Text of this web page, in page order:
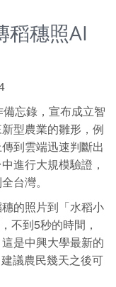
稻穗照AI
忘錄，宣布成立智
型農業的雛形，例
到雲端迅速判斷出
進行大規模驗證，
台灣。
的照片到「水稻小
不到5秒的時間，
是中興大學最新的
議農民幾天之後可